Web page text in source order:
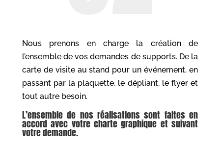
Nous prenons en charge la création de
l’ensemble de vos demandes de supports. De la
carte de visite au stand pour un événement, en
passant par la plaquette, le dépliant, le flyer et
tout autre besoin.
L’ensemble de nos réalisations sont faites en
accord avec votre charte graphique et suivant
votre demande.